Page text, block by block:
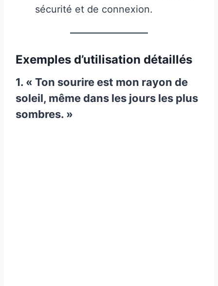
sécurité et de connexion.
Exemples d’utilisation détaillés
1. « Ton sourire est mon rayon de
soleil, même dans les jours les plus
sombres. »